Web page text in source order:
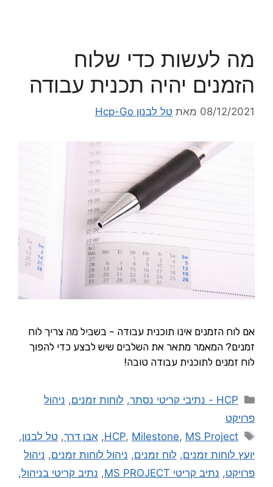
מה לעשות כדי שלוח
הזמנים יהיה תכנית עבודה
08/12/2021 מאת טל לבנון Hcp-Go
אם לוח הזמנים אינו תוכנית עבודה – בשביל מה צריך לוח
זמנים? המאמר מתאר את השלבים שיש לבצע כדי להפוך
לוח זמנים לתוכנית עבודה טובה!
HCP - נתיבי קריטי נסתר ,לוחות זמנים, ניהול
פרויקט
HCP, Milestone, MS Project
,אבן דרך,טל לבנון,
יועץ לוחות זמנים, לוח זמנים, ניהול לוחות זמנים, ניהול
פרויקט, נתיב קריטי MS PROJECT , נתיב קריטי בניהול,